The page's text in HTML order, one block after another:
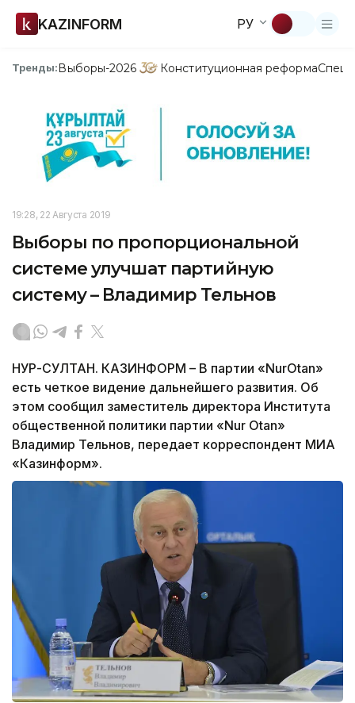
KAZINFORM РУ
Тренды:Выборы-2026 Конституционная реформа
19:28, 22 Августа 2019
Выборы по пропорциональной
системе улучшат партийную
систему – Владимир Тельнов
НУР-СУЛТАН. КАЗИНФОРМ – В партии «NurOtan»
есть четкое видение дальнейшего развития. Об
этом сообщил заместитель директора Института
общественной политики партии «Nur Otan»
Владимир Тельнов, передает корреспондент МИА
«Казинформ».